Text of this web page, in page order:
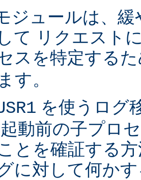
ジュールは、
て リクエスト
スを特定する
す。
を使うログ
動前の子プロ
とを確証する
に対して何か